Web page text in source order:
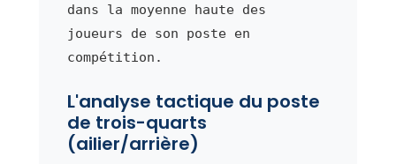
dans la moyenne haute des
joueurs de son poste en
compétition.
L'analyse tactique du poste
de trois-quarts
(ailier/arrière)